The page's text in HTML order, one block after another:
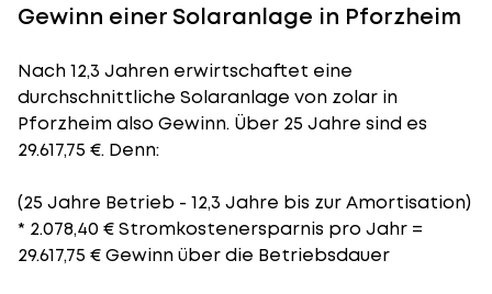
Gewinn einer Solaranlage in Pforzheim
Nach 12,3 Jahren erwirtschaftet eine
durchschnittliche Solaranlage von zolar in
Pforzheim also Gewinn. Über 25 Jahre sind es
29.617,75 €. Denn:
(25 Jahre Betrieb - 12,3 Jahre bis zur Amortisation)
* 2.078,40 € Stromkostenersparnis pro Jahr =
29.617,75 € Gewinn über die Betriebsdauer